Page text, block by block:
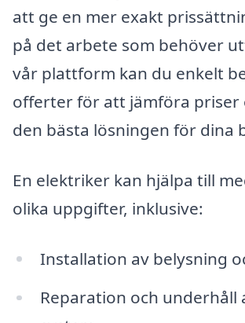
att ge en mer exakt
på det arbete som behöver
vår plattform kan du enkelt
offerter för att jämföra priser
den bästa lösningen för dina
En elektriker kan hjälpa till
olika uppgifter, inklusive:
Installation av belysning
Reparation och underhåll